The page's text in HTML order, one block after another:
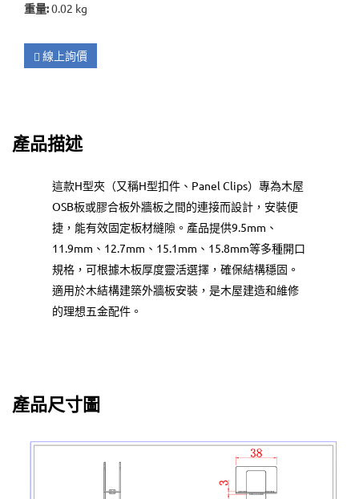
重量:0.02 kg
線上詢價
產品描述
這款H型夾（又稱H型扣件、Panel Clips）專為木屋
OSB板或膠合板外牆板之間的連接而設計，安裝便
捷，能有效固定板材縫隙。產品提供9.5mm、
11.9mm、12.7mm、15.1mm、15.8mm等多種開口
規格，可根據木板厚度靈活選擇，確保結構穩固。
適用於木結構建築外牆板安裝，是木屋建造和維修
的理想五金配件。
產品尺寸圖